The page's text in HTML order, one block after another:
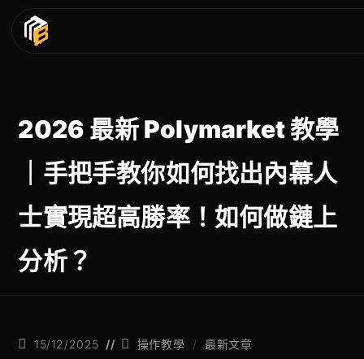
2026 最新 Polymarket 教學
｜手把手教你如何找出內幕人
士實現超高勝率！如何做鏈上
分析？
15/12/2025 操作教學 / 最新文章